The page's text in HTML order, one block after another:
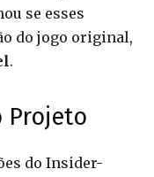
se esses
do jogo original,
.
Projeto
do Insider-